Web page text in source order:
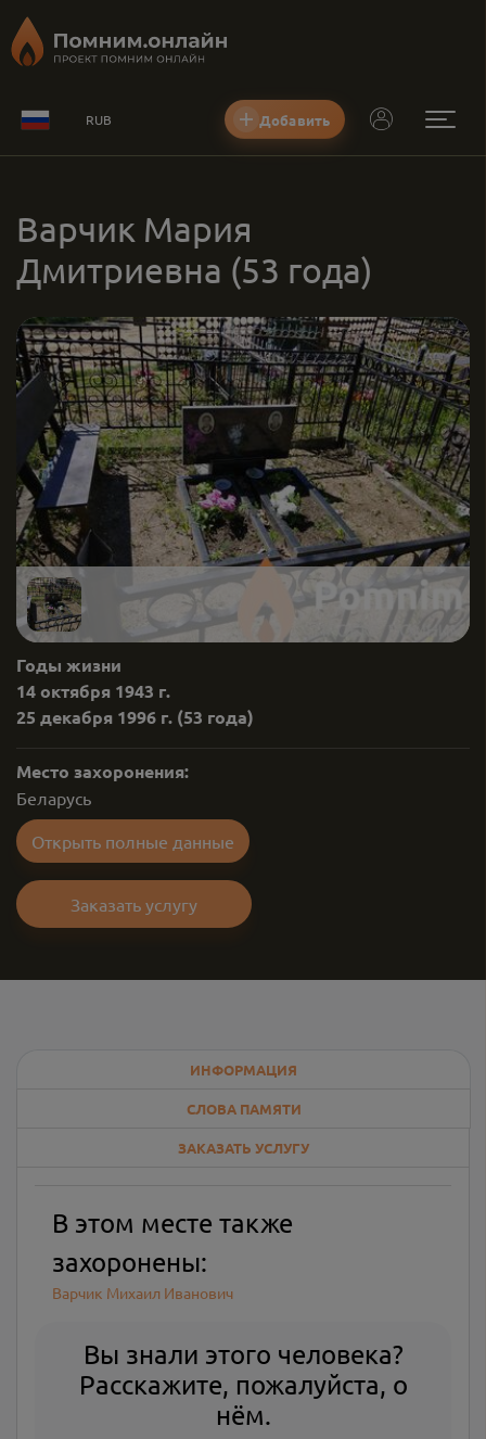
RUB Добавить
Варчик Мария
Дмитриевна (53 года)
Годы жизни
14 октября 1943 г.
25 декабря 1996 г. (53 года)
Место захоронения:
Беларусь
Открыть полные данные
Заказать услугу
ИНФОРМАЦИЯ
СЛОВА ПАМЯТИ
ЗАКАЗАТЬ УСЛУГУ
В этом месте также
захоронены:
Варчик Михаил Иванович
Вы знали этого человека?
Расскажите, пожалуйста, о
нём.